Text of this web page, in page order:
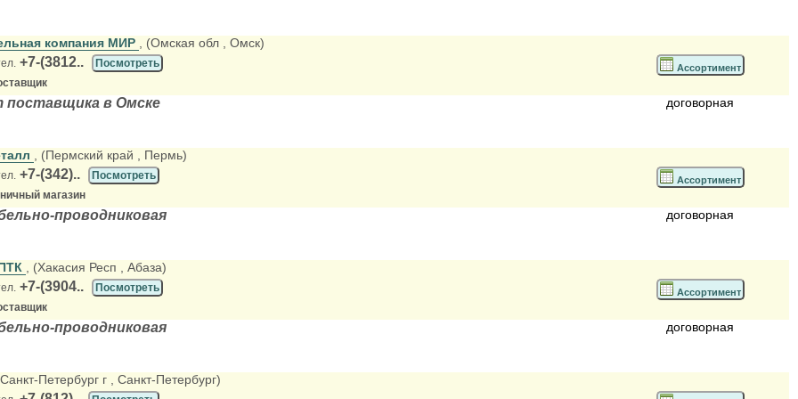
компания МИР , (Омская обл , Омск)
+7-(3812..
Посмотреть
Ассортимент
поставщика в Омске договорная
, (Пермский край , Пермь)
+7-(342)..
Посмотреть
магазин
Ассортимент
проводниковая договорная
, (Хакасия Респ , Абаза)
+7-(3904..
Посмотреть
Ассортимент
проводниковая договорная
Петербург г , Санкт-Петербург)